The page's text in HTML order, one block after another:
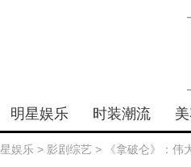
明星娱乐 时装潮流
娱乐 > 影剧综艺 > 《拿破仑》：